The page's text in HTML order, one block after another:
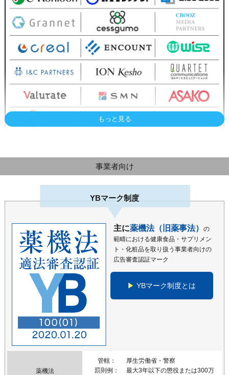
もっと見る
事業者向け
YBマーク制度
主に薬機法（旧薬事法）
の
範疇における健康食品・サプリメン
ト・化粧品を取り扱う事業者向けの
広告審査認証マーク
YBマーク制度とは
薬機法
管轄
厚生労働省・警察
罰則例
最大3年以下の懲役または300万